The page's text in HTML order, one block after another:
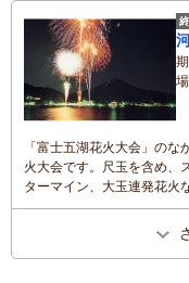
「富士五湖花火大会」の
火大会です。尺玉を含め、
ターマイン、大玉連発花火
れ、夏の夜空と湖面を幻想
にかけては、お店も出店
観客数：10万人、昨年度9